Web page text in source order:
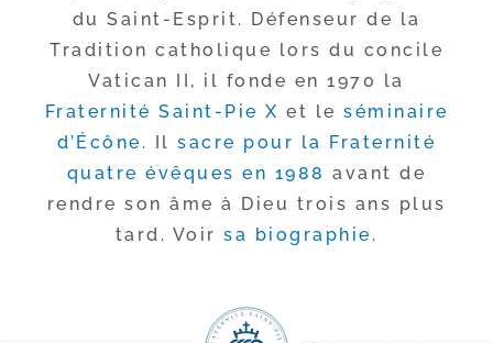
du Saint-​Esprit. Défenseur de la
Tradition catho­lique lors du concile
Vatican II, il fonde en 1970 la
Fraternité Saint-​Pie X et le sémi­naire
d’Écône . Il sacre pour la Fraternité
quatre évêques en 1988 avant de
rendre son âme à Dieu trois ans plus
tard. Voirsa bio­gra­phie .